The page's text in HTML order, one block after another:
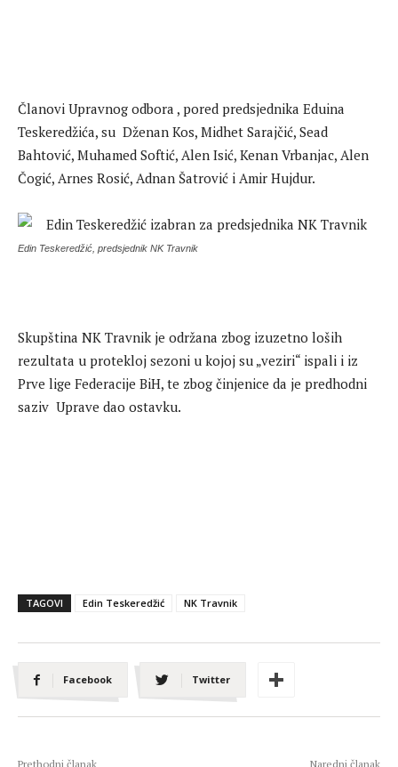
Članovi Upravnog odbora , pored predsjednika Eduina
Teskeredžića, su Dženan Kos, Midhet Sarajčić, Sead
Bahtović, Muhamed Softić, Alen Isić, Kenan Vrbanjac, Alen
Čogić, Arnes Rosić, Adnan Šatrović i Amir Hujdur.
Edin Teskeredžić, predsjednik NK Travnik
Skupština NK Travnik je održana zbog izuzetno loših
rezultata u protekloj sezoni u kojoj su „veziri“ ispali i iz
Prve lige Federacije BiH, te zbog činjenice da je predhodni
saziv Uprave dao ostavku.
TAGOVI Edin Teskeredžić NK Travnik
Facebook Twitter
Prethodni članak Naredni članak